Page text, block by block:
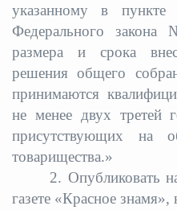
указанному в
Федерального
размера и срока
решения общего
принимаются
не менее двух третей
присутствующих на
товарищества.»
2. Опубликовать
газете «Красное